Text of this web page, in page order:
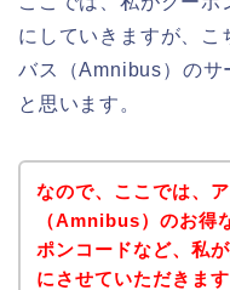
にしていきますが、こ
バス（Amnibus）のサ
と思います。
なので、ここでは、
（Amnibus）のお得
ポンコードなど、私
にさせていただきます